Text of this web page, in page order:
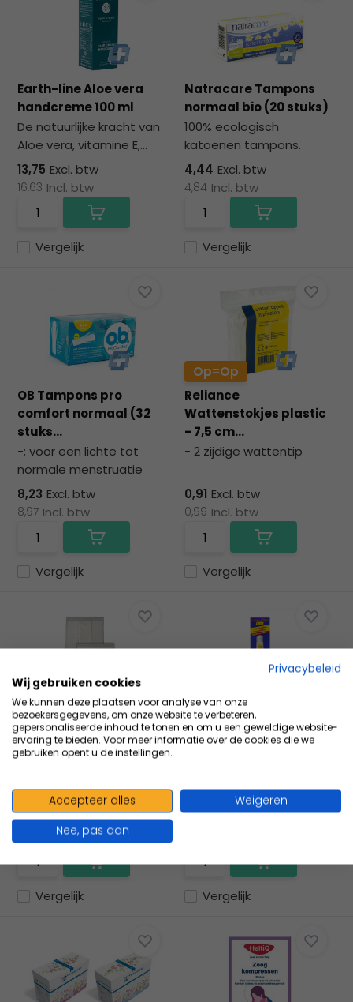
Earth-line Aloe vera
handcreme 100 ml
De natuurlijke kracht van
Aloe vera, vitamine E,...
Vergelijk
13,75 Excl. btw
16,63 Incl. btw
Natracare Tampons
normaal bio (20 stuks)
100% ecologisch
katoenen tampons.
Vergelijk
4,44 Excl. btw
4,84 Incl. btw
OB Tampons pro
comfort normaal (32
stuks...
-; voor een lichte tot
normale menstruatie
Vergelijk
8,23 Excl. btw
8,97 Incl. btw
Op=Op
Reliance
Wattenstokjes plastic
- 7,5 cm...
- 2 zijdige wattentip
Vergelijk
0,91 Excl. btw
0,99 Incl. btw
HEKA Hekura celstof
onderleggers small -...
- met 7 lagen voor extra
pe...
Vergelijk
7,19 Excl. btw
Incl. btw
AfterBite KIDS 20 ml
AfterBites Kids is een
Vergelijk
6,84 Excl. btw
Privacybeleid
Wij gebruiken cookies
We kunnen deze plaatsen voor analyse van onze
bezoekersgegevens, om onze website te verbeteren,
gepersonaliseerde inhoud te tonen en om u een geweldige website-
ervaring te bieden. Voor meer informatie over de cookies die we
gebruiken opent u de instellingen.
Accepteer alles
Weigeren
Nee, pas aan